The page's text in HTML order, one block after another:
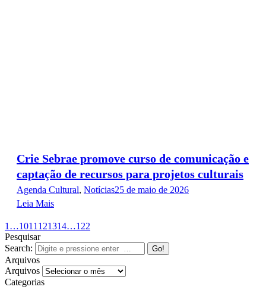
Crie Sebrae promove curso de comunicação e
captação de recursos para projetos culturais
Agenda Cultural, Notícias25 de maio de 2026
Leia Mais
1 …1011 121314…122
Pesquisar
Search:
Arquivos
Arquivos
Categorias